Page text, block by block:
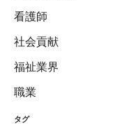
看護師
社会貢献
福祉業界
職業
タグ